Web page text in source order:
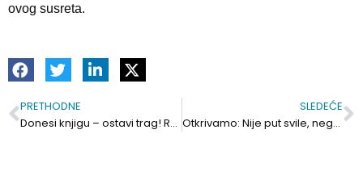
ovog susreta.
Prev
PRETHODNE
Donesi knjigu – ostavi trag! Radionica „Zeleni bukmarker“ 13.februara
SLEDEĆE
Otkrivamo: Nije put svile, nego put novca preko Turističke organizacije opštine Kovin